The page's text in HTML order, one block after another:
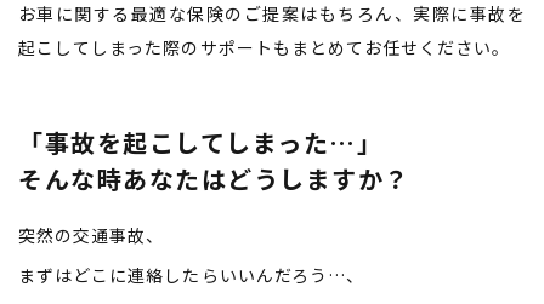
お車に関する最適な保険のご提案はもちろん、実際に事故を
起こしてしまった際のサポートもまとめてお任せください。
「事故を起こしてしまった…」
​​​​​​​そんな時あなたはどうしますか？
突然の交通事故、
まずはどこに連絡したらいいんだろう…、